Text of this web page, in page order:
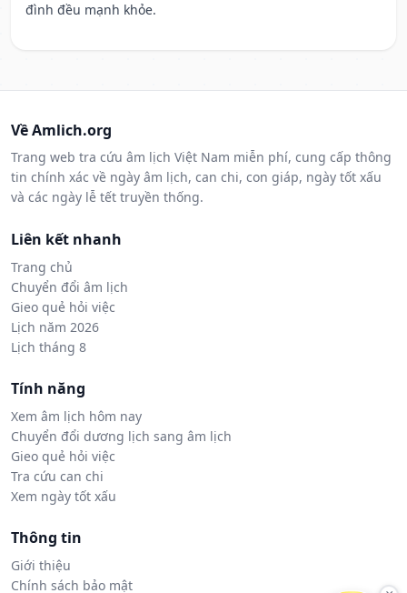
đình đều mạnh khỏe.
Về Amlich.org
Trang web tra cứu âm lịch Việt Nam miễn phí, cung cấp thông
tin chính xác về ngày âm lịch, can chi, con giáp, ngày tốt xấu
và các ngày lễ tết truyền thống.
Liên kết nhanh
Trang chủ
Chuyển đổi âm lịch
Gieo quẻ hỏi việc
Lịch năm 2026
Lịch tháng 8
Tính năng
Xem âm lịch hôm nay
Chuyển đổi dương lịch sang âm lịch
Gieo quẻ hỏi việc
Tra cứu can chi
Xem ngày tốt xấu
Thông tin
Giới thiệu
Chính sách bảo mật